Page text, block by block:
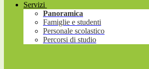
Servizi
Panoramica
Famiglie e studenti
Personale scolastico
Percorsi di studio